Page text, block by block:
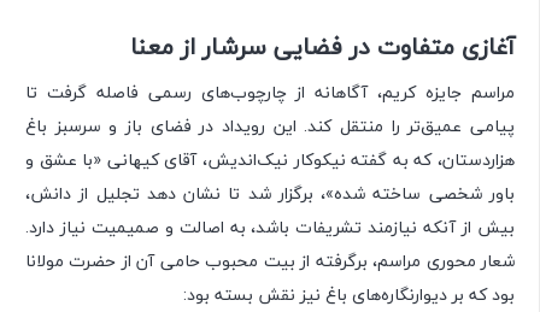
آغازی متفاوت در فضایی سرشار از معنا
مراسم جایزه کریم، آگاهانه از چارچوب‌های رسمی فاصله گرفت تا
پیامی عمیق‌تر را منتقل کند. این رویداد در فضای باز و سرسبز باغ
هزاردستان، که به گفته نیکوکار نیک‌اندیش، آقای کیهانی «با عشق و
باور شخصی ساخته شده»، برگزار شد تا نشان دهد تجلیل از دانش،
بیش از آنکه نیازمند تشریفات باشد، به اصالت و صمیمیت نیاز دارد.
شعار محوری مراسم، برگرفته از بیت محبوب حامی آن از حضرت مولانا
بود که بر دیوارنگاره‌های باغ نیز نقش بسته بود: